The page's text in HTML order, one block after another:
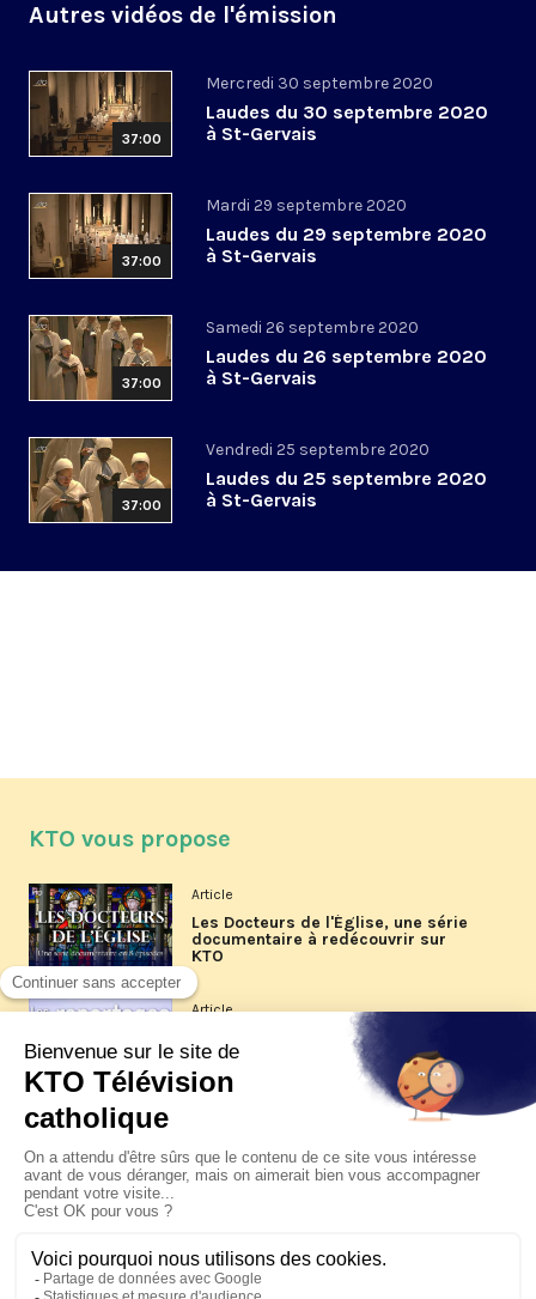
Autres vidéos de l'émission
37:00
Mercredi 30 septembre 2020
Laudes du 30 septembre 2020
à St-Gervais
37:00
Mardi 29 septembre 2020
Laudes du 29 septembre 2020
à St-Gervais
37:00
Samedi 26 septembre 2020
Laudes du 26 septembre 2020
à St-Gervais
37:00
Vendredi 25 septembre 2020
Laudes du 25 septembre 2020
à St-Gervais
KTO vous propose
Article
Les Docteurs de l'Église, une série
documentaire à redécouvrir sur
KTO
Article
Les reportages d'été 2026 de KTO
La visite pastorale du pape Léon
XIV à Assise à suivre sur KTO le
jeudi 6 août
Le pape en Uruguay, Argentine et
Pérou du 6 au 17 novembre 2026